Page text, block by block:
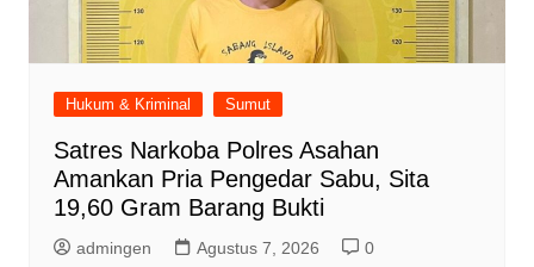
Hukum & Kriminal Sumut
Satres Narkoba Polres Asahan
Amankan Pria Pengedar Sabu, Sita
19,60 Gram Barang Bukti
admingen Agustus 7, 2026 0